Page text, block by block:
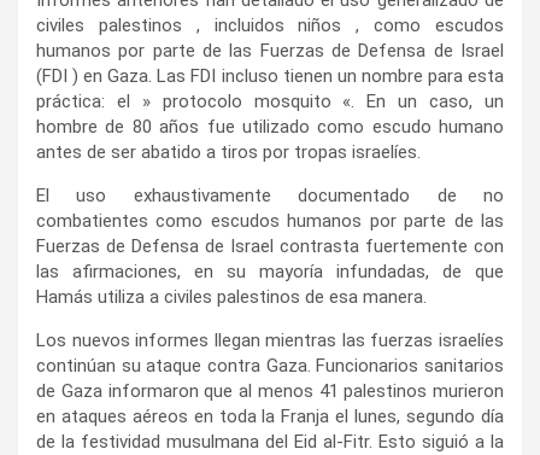
civiles palestinos , incluidos niños , como escudos
humanos por parte de las Fuerzas de Defensa de Israel
(FDI ) en Gaza. Las FDI incluso tienen un nombre para esta
práctica: el » protocolo mosquito «. En un caso, un
hombre de 80 años fue utilizado como escudo humano
antes de ser abatido a tiros por tropas israelíes.
El uso exhaustivamente documentado de no
combatientes como escudos humanos por parte de las
Fuerzas de Defensa de Israel contrasta fuertemente con
las afirmaciones, en su mayoría infundadas, de que
Hamás utiliza a civiles palestinos de esa manera.
Los nuevos informes llegan mientras las fuerzas israelíes
continúan su ataque contra Gaza. Funcionarios sanitarios
de Gaza informaron que al menos 41 palestinos murieron
en ataques aéreos en toda la Franja el lunes, segundo día
de la festividad musulmana del Eid al-Fitr. Esto siguió a la